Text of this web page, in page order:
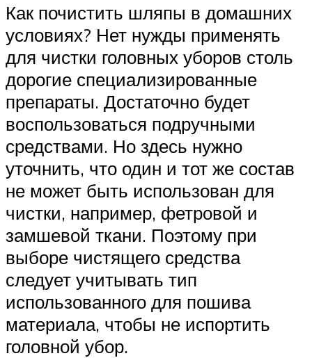
Как почистить шляпы в домашних
условиях? Нет нужды применять
для чистки головных уборов столь
дорогие специализированные
препараты. Достаточно будет
воспользоваться подручными
средствами. Но здесь нужно
уточнить, что один и тот же состав
не может быть использован для
чистки, например, фетровой и
замшевой ткани. Поэтому при
выборе чистящего средства
следует учитывать тип
использованного для пошива
материала, чтобы не испортить
головной убор.